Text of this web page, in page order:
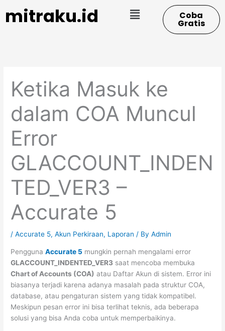
mitraku.id Menu Coba
Gratis
Ketika Masuk ke
dalam COA Muncul
Error
GLACCOUNT_INDEN
TED_VER3 –
Accurate 5
/Accurate 5,Akun Perkiraan, Laporan / ByAdmin
PenggunaAccurate 5 mungkin pernah mengalami error
GLACCOUNT_INDENTED_VER3 saat mencoba membuka
Chart of Accounts (COA) atau Daftar Akun di sistem. Error ini
biasanya terjadi karena adanya masalah pada struktur COA,
database, atau pengaturan sistem yang tidak kompatibel.
Meskipun pesan error ini bisa terlihat teknis, ada beberapa
solusi yang bisa Anda coba untuk memperbaikinya.